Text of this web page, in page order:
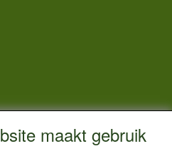
maakt gebruik